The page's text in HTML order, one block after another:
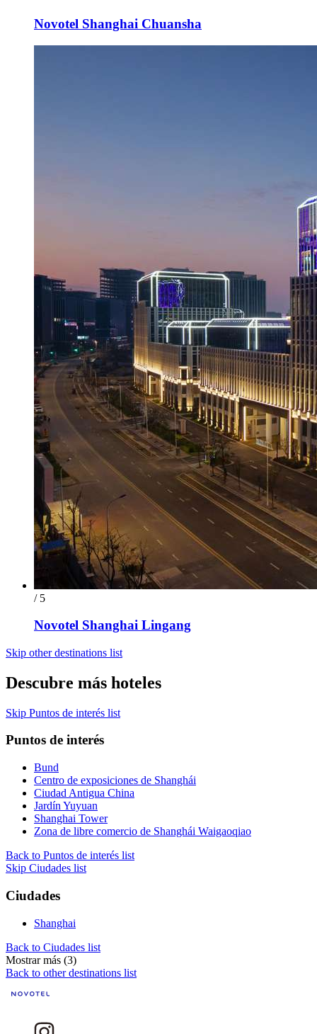
Novotel Shanghai Chuansha
/ 5
Novotel Shanghai Lingang
Skip other destinations list
Descubre más hoteles
Skip Puntos de interés list
Puntos de interés
Bund
Centro de exposiciones de Shanghái
Ciudad Antigua China
Jardín Yuyuan
Shanghai Tower
Zona de libre comercio de Shanghái Waigaoqiao
Back to Puntos de interés list
Skip Ciudades list
Ciudades
Shanghai
Back to Ciudades list
Mostrar más (3)
Back to other destinations list